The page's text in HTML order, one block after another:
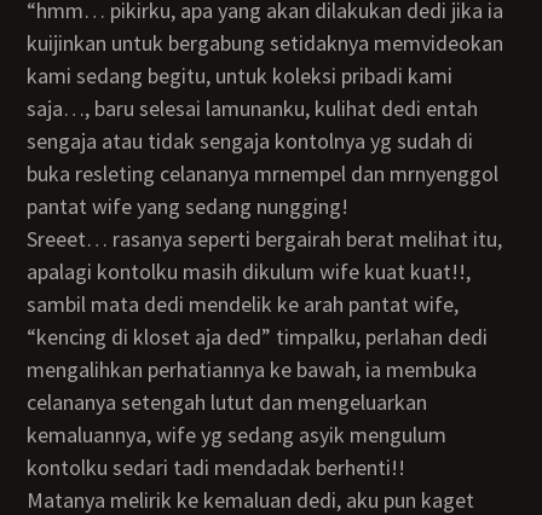
“hmm… pikirku, apa yang akan dilakukan dedi jika ia
kuijinkan untuk bergabung setidaknya memvideokan
kami sedang begitu, untuk koleksi pribadi kami
saja…, baru selesai lamunanku, kulihat dedi entah
sengaja atau tidak sengaja kontolnya yg sudah di
buka resleting celananya mrnempel dan mrnyenggol
pantat wife yang sedang nungging!
sreeet… rasanya seperti bergairah berat melihat itu,
apalagi kontolku masih dikulum wife kuat kuat!!,
sambil mata dedi mendelik ke arah pantat wife,
“kencing di kloset aja ded” timpalku, perlahan dedi
mengalihkan perhatiannya ke bawah, ia membuka
celananya setengah lutut dan mengeluarkan
kemaluannya, wife yg sedang asyik mengulum
kontolku sedari tadi mendadak berhenti!!
matanya melirik ke kemaluan dedi, aku pun kaget